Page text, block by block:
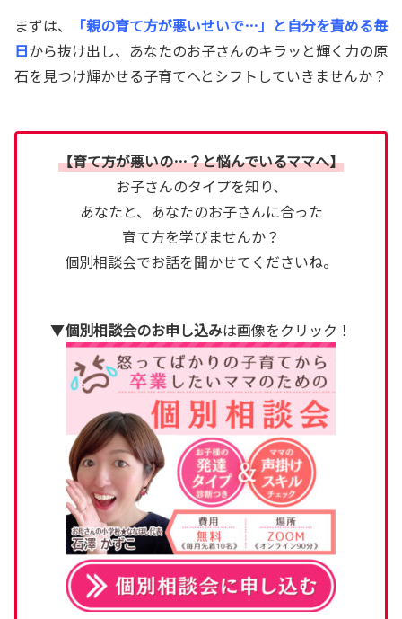
まずは、
「親の育て方が悪いせいで…」と自分を責める毎
日から抜け出し、あなたのお子さんのキラッと輝く力の原
石を見つけ輝かせる子育てへとシフトしていきませんか？
【育て方が悪いの…？と悩んでいるママへ】
お子さんのタイプを知り、
あなたと、あなたのお子さんに合った
育て方を学びませんか？
個別相談会でお話を聞かせてくださいね。
▼個別相談会のお申し込みは画像をクリック！